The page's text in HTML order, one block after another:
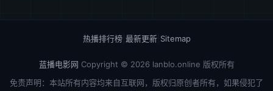
热播排行榜| 最新更新| Sitemap
蓝播电影网 Copyright © 2026 lanblo.online 版权所有
免责声明：本站所有内容均来自互联网，版权归原创者所有，如果侵犯了